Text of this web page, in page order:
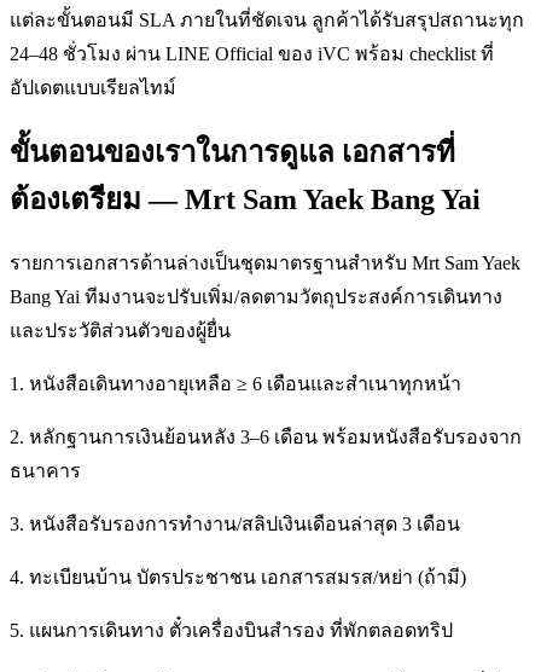
แต่ละขั้นตอนมี SLA ภายในที่ชัดเจน ลูกค้าได้รับสรุปสถานะทุก
24–48 ชั่วโมง ผ่าน LINE Official ของ iVC พร้อม checklist ที่
อัปเดตแบบเรียลไทม์
ขั้นตอนของเราในการดูแล เอกสารที่
ต้องเตรียม — Mrt Sam Yaek Bang Yai
รายการเอกสารด้านล่างเป็นชุดมาตรฐานสำหรับ Mrt Sam Yaek
Bang Yai ทีมงานจะปรับเพิ่ม/ลดตามวัตถุประสงค์การเดินทาง
และประวัติส่วนตัวของผู้ยื่น
1. หนังสือเดินทางอายุเหลือ ≥ 6 เดือนและสำเนาทุกหน้า
2. หลักฐานการเงินย้อนหลัง 3–6 เดือน พร้อมหนังสือรับรองจาก
ธนาคาร
3. หนังสือรับรองการทำงาน/สลิปเงินเดือนล่าสุด 3 เดือน
4. ทะเบียนบ้าน บัตรประชาชน เอกสารสมรส/หย่า (ถ้ามี)
5. แผนการเดินทาง ตั๋วเครื่องบินสำรอง ที่พักตลอดทริป